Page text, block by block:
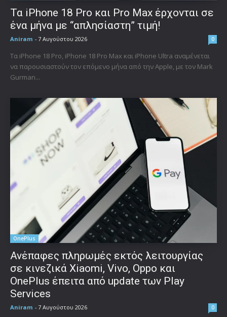
Τα iPhone 18 Pro και Pro Max έρχονται σε
ένα μήνα με “απλησίαστη” τιμή!
Aniram - 7 Αυγούστου 2026 0
Τα iPhone 18 Pro, iPhone 18 Pro Max και iPhone Ultra αναμένεται
να παρουσιαστούν τον επόμενο μήνα από την Apple, με τον Mark
Gurman...
OnePlus
Ανέπαφες πληρωμές εκτός λειτουργίας
σε κινεζικά Xiaomi, Vivo, Oppo και
OnePlus έπειτα από update των Play
Services
Aniram - 7 Αυγούστου 2026 0